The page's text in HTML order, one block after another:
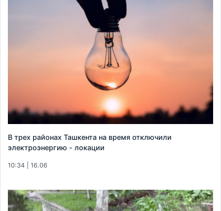
В трех районах Ташкента на время отключили
электроэнергию - локации
10:34 | 16.06